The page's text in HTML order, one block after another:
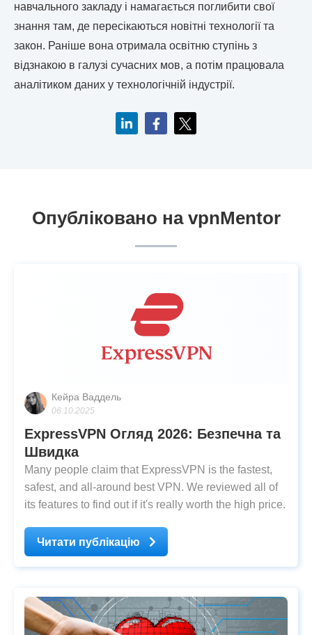
навчального закладу і намагається поглибити свої
знання там, де пересікаються новітні технології та
закон. Раніше вона отримала освітню ступінь з
відзнакою в галузі сучасних мов, а потім працювала
аналітиком даних у технологічній індустрії.
Опубліковано на vpnMentor
Кейра Ваддель
06.10.2025
ExpressVPN Огляд 2026: Безпечна та
Швидка
Many people claim that ExpressVPN is the fastest,
safest, and all-around best VPN. We reviewed all of
its features to find out if it's really worth the high price.
Читати публікацію